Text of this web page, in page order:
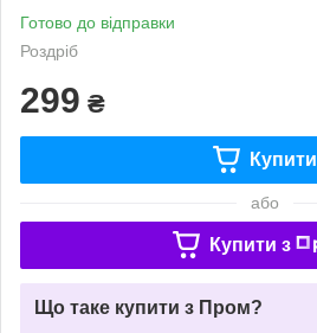
Готово до відправки
Роздріб
299 ₴
Купити
або
Купити з
Що таке купити з Пром?